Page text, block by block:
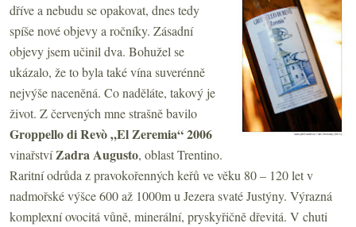
dříve a nebudu se opakovat, dnes tedy
spíše nové objevy a ročníky. Zásadní
objevy jsem učinil dva. Bohužel se
ukázalo, že to byla také vína suverénně
nejvýše naceněná. Co naděláte, takový je
život. Z červených mne strašně bavilo
Groppello di Revò „El Zeremia“ 2006
vinařstvíZadra Augusto, oblast Trentino.
Raritní odrůda z pravokořenných keřů ve věku 80 – 120 let v
nadmořské výšce 600 až 1000m u Jezera svaté Justýny. Výrazná
komplexní ovocitá vůně, minerální, pryskyřičně dřevitá. V chuti